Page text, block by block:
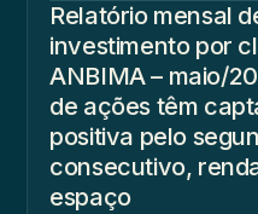
Relatório mensal
investimento por
ANBIMA – maio/
de ações têm
positiva pelo
consecutivo,
espaço